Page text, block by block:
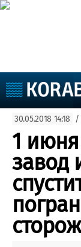
Судоходство
Судоремонт
События
Порты
Рыболовство
ВМФ
Образование
Яхты и катера
Еще
Судостроение
30.05.2018 14:18 /
1
завод